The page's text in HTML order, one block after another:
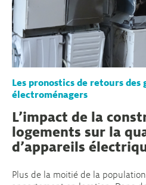
Les pronostics de retours des
électroménagers
L’impact de la
logements sur la
d’appareils
Plus de la moitié de la